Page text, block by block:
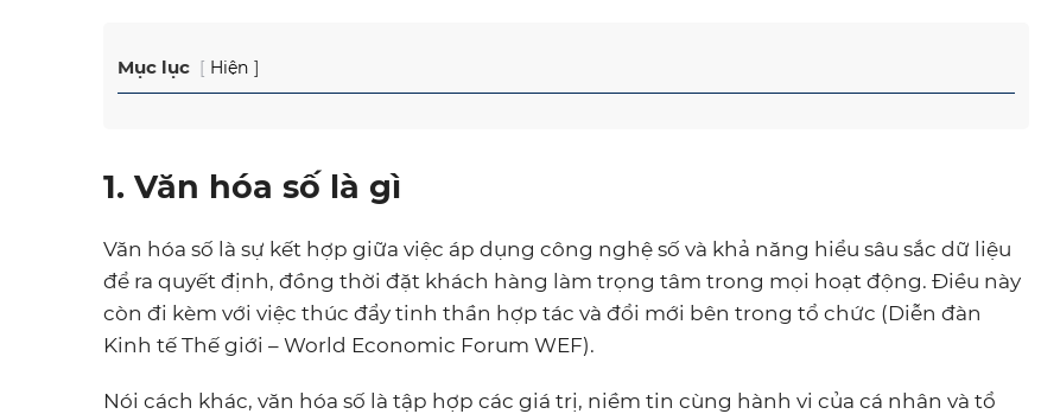
Mục lục Hiện
1. Văn hóa số là gì
Văn hóa số là sự kết hợp giữa việc áp dụng công nghệ số và khả năng hiểu sâu sắc dữ liệu
để ra quyết định, đồng thời đặt khách hàng làm trọng tâm trong mọi hoạt động. Điều này
còn đi kèm với việc thúc đẩy tinh thần hợp tác và đổi mới bên trong tổ chức (Diễn đàn
Kinh tế Thế giới – World Economic Forum WEF).
Nói cách khác, văn hóa số là tập hợp các giá trị, niềm tin cùng hành vi của cá nhân và tổ